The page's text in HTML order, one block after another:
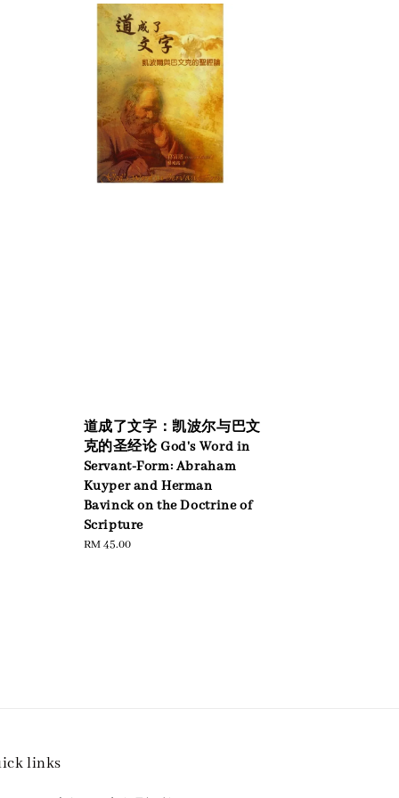
道成了文字：凯波尔与巴文
克的圣经论 God's Word in
Servant-Form: Abraham
Kuyper and Herman
Bavinck on the Doctrine of
Scripture
Regular
RM 45.00
links